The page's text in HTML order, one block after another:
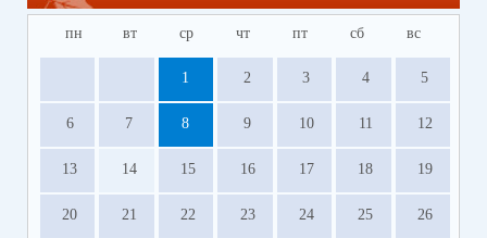
пн вт ср чт пт сб вс
1 2 3 4 5
6 7 8 9 10 11 12
13 14 15 16 17 18 19
20 21 22 23 24 25 26